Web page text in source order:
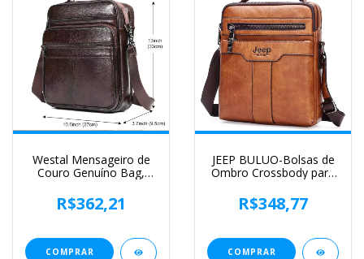
Westal Mensageiro de
Couro Genuíno Bag,
documentos, saco de
negócios, Bolsas de
6173
R$362,21
COMPRAR
JEEP BULUO-Bolsas de
Ombro Crossbody para
Couro Dividido, Bolsa
De Mensageiro De
Qualidade, Moda
Quente
R$348,77
COMPRAR